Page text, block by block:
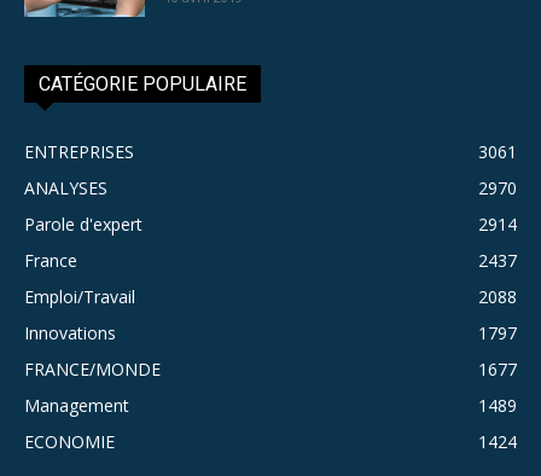
CATÉGORIE POPULAIRE
ENTREPRISES
3061
ANALYSES
2970
Parole d'expert
2914
France
2437
Emploi/Travail
2088
Innovations
1797
FRANCE/MONDE
1677
Management
1489
ECONOMIE
1424